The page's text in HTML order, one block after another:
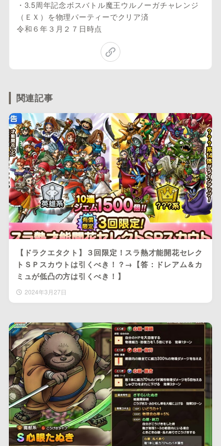
・3.5周年記念ボスバトル魔王ウルノーガチャレンジ
（ＥＸ）を物理パーティーでクリア済
令和６年３月２７日時点
関連記事
【ドラクエタクト】３回限定！スラ熱才能開花セレク
トＳＰスカウトは引くべき！？→【答：ドレアム＆カ
ミュが低凸の方は引くべき！】
2024年3月27日